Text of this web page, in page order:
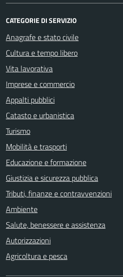
CATEGORIE DI SERVIZIO
Anagrafe e stato civile
Cultura e tempo libero
Vita lavorativa
Imprese e commercio
Appalti pubblici
Catasto e urbanistica
Turismo
Mobilità e trasporti
Educazione e formazione
Giustizia e sicurezza pubblica
Tributi, finanze e contravvenzioni
Ambiente
Salute, benessere e assistenza
Autorizzazioni
Agricoltura e pesca